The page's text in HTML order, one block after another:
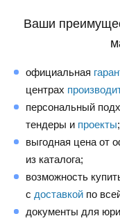
Ваши
официальная
центрах
персональный
тендеры и проекты;
выгодная цена от
из каталога;
возможность
с доставкой по
документы для